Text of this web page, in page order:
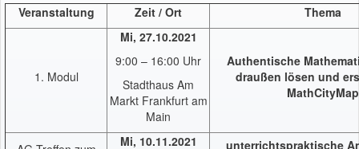
Veranstaltung Zeit / Ort Thema
1. Modul
Mi, 27.10.2021
9:00 – 16:00 Uhr
Stadthaus Am
Markt Frankfurt am
Main
Authentische
draußen lösen und
MathCityMap
Mi, 10.11.2021
unterrichtspraktische